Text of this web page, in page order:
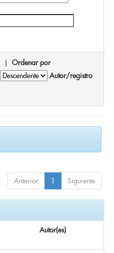
| Ordenar por
Autor/registro
Anterior 1 Siguiente
Autor(es)